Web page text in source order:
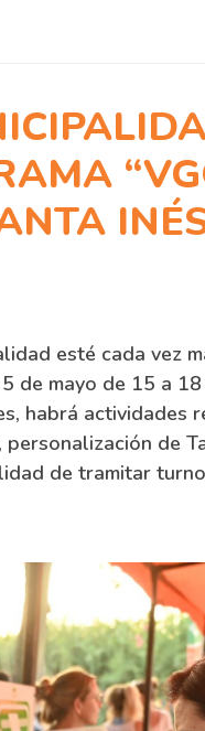
esté cada vez
de mayo de 15 a 18
habrá actividades
de
de tramitar